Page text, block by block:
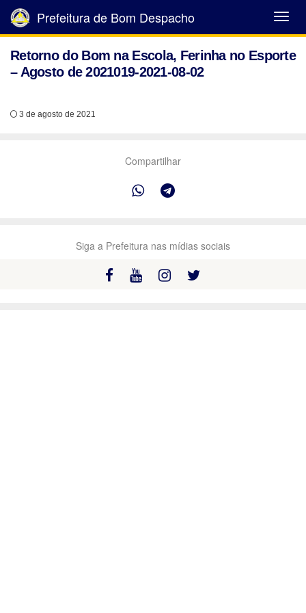
Abrir
Menu
Prefeitura de Bom Despacho
Retorno do Bom na Escola, Ferinha no Esporte
– Agosto de 2021019-2021-08-02
3 de agosto de 2021
Compartilhar
Siga a Prefeitura nas mídias sociais